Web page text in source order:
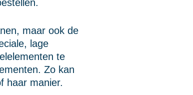
maar ook de
lage
te
Zo kan
haar manier.